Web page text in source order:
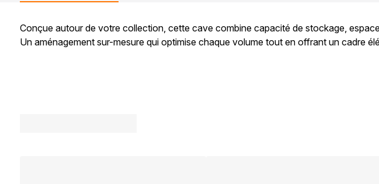
Conçue autour de votre collection, cette cave combine capacité de stockage,
Un aménagement sur-mesure qui optimise chaque volume tout en offrant un cadre